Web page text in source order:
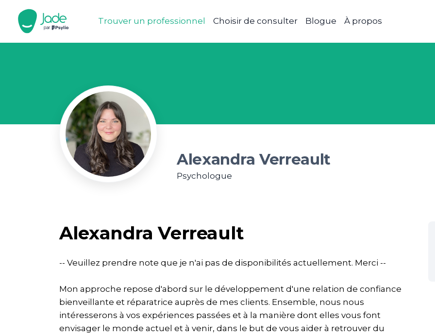
Trouver un professionnel Choisir de consulter Blogue À propos
Alexandra Verreault
Psychologue
Alexandra Verreault
-- Veuillez prendre note que je n'ai pas de disponibilités actuellement. Merci --
Mon approche repose d'abord sur le développement d'une relation de confiance
bienveillante et réparatrice auprès de mes clients. Ensemble, nous nous
intéresserons à vos expériences passées et à la manière dont elles vous font
envisager le monde actuel et à venir, dans le but de vous aider à retrouver du